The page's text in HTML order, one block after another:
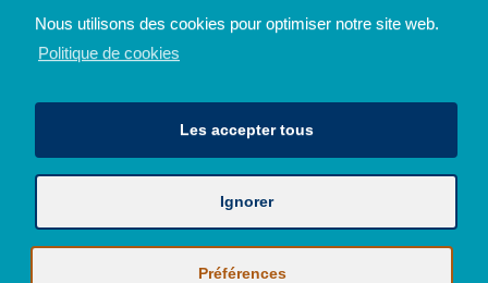
Avec le soutien de la Province de Liège
© 2026 - Tous droits réservés - JazzMania
Politique en matière de confidentialité et de vie privée
Nous utilisons des cookies pour optimiser notre site web.
Politique de cookies
Les accepter tous
Ignorer
Préférences